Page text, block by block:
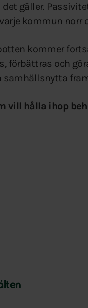
det gäller.
kommun norr
kommer
förbättras och
samhällsnytta
vill hålla ihop